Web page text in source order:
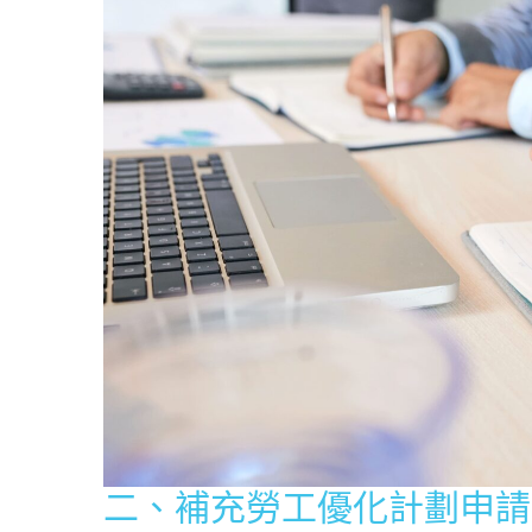
二、補充勞工優化計劃申